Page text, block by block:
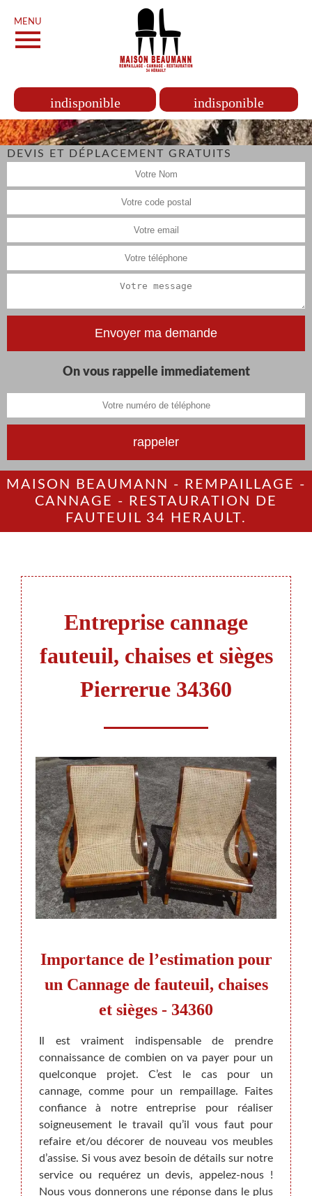
MENU
indisponible indisponible
DEVIS ET DÉPLACEMENT GRATUITS
On vous rappelle immediatement
MAISON BEAUMANN - REMPAILLAGE -
CANNAGE - RESTAURATION DE
FAUTEUIL 34 HERAULT.
Entreprise cannage
fauteuil, chaises et sièges
Pierrerue 34360
les
soit
soin
Que
ou
Importance de l’estimation pour
un Cannage de fauteuil, chaises
et sièges - 34360
Il est vraiment indispensable de prendre
connaissance de combien on va payer pour un
quelconque projet. C’est le cas pour un
cannage, comme pour un rempaillage. Faites
confiance à notre entreprise pour réaliser
soigneusement le travail qu’il vous faut pour
refaire et/ou décorer de nouveau vos meubles
d’assise. Si vous avez besoin de détails sur notre
service ou requérez un devis, appelez-nous !
Nous vous donnerons une réponse dans le plus
dans
pose
de
ce
avec